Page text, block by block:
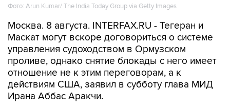
Фото: Arun Kumar/ The India Today Group via Getty Images
Москва. 8 августа. INTERFAX.RU - Тегеран и
Маскат могут вскоре договориться о системе
управления судоходством в Ормузском
проливе, однако снятие блокады с него имеет
отношение не к этим переговорам, а к
действиям США, заявил в субботу глава МИД
Ирана Аббас Аракчи.